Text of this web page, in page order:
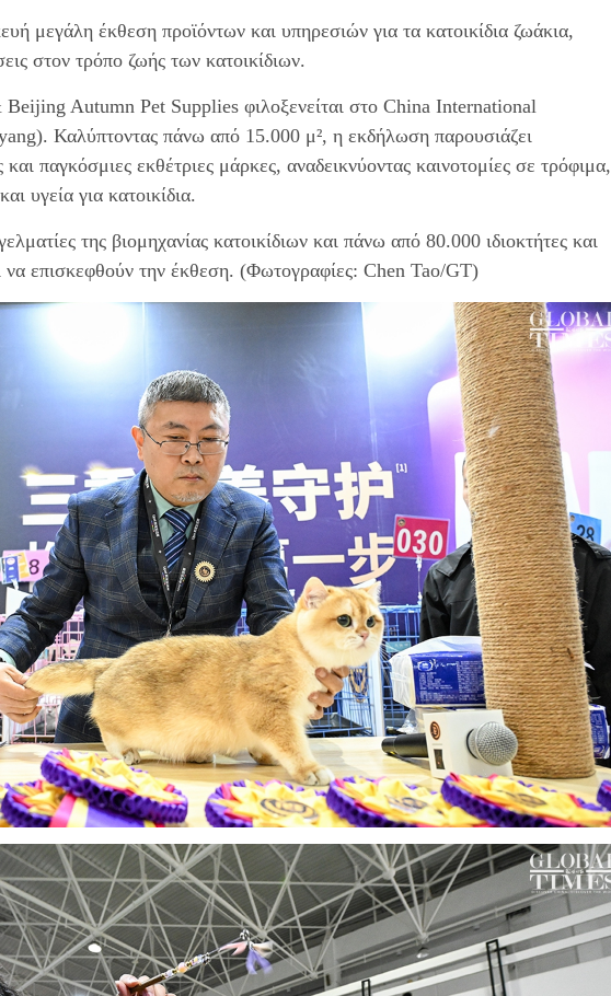
μεγάλη έκθεση προϊόντων και υπηρεσιών για τα κατοικίδια ζωάκια,
στον τρόπο ζωής των κατοικίδιων.
Autumn Pet Supplies φιλοξενείται στο China International
Καλύπτοντας πάνω από 15.000 μ², η εκδήλωση παρουσιάζει
παγκόσμιες εκθέτριες μάρκες, αναδεικνύοντας καινοτομίες σε τρόφιμα,
υγεία για κατοικίδια.
της βιομηχανίας κατοικίδιων και πάνω από 80.000 ιδιοκτήτες και
να επισκεφθούν την έκθεση. (Φωτογραφίες: Chen Tao/GT)